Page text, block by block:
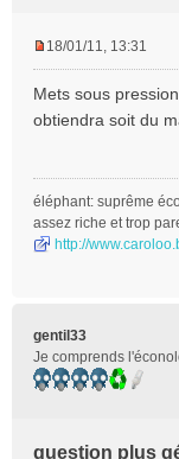
s
s
n
o
n
18/01/11, 13:31
Mets sous
obtiendra soit du
éléphant: suprême
assez riche et trop
http://
gentil33
Je comprends
question plus